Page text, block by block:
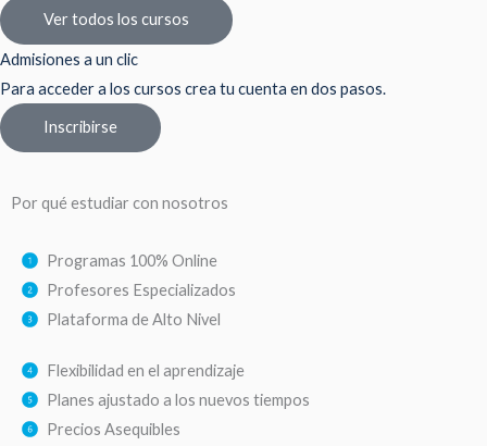
Ver todos los cursos
Admisiones a un clic
Para acceder a los cursos crea tu cuenta en dos pasos.
Inscribirse
Por qué estudiar con nosotros
Programas 100% Online
Profesores Especializados
Plataforma de Alto Nivel
Flexibilidad en el aprendizaje
Planes ajustado a los nuevos tiempos
Precios Asequibles